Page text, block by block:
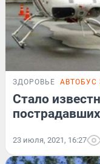
ЗДОРОВЬЕ АВТОБУС
Стало
23 июля, 2021, 16:27